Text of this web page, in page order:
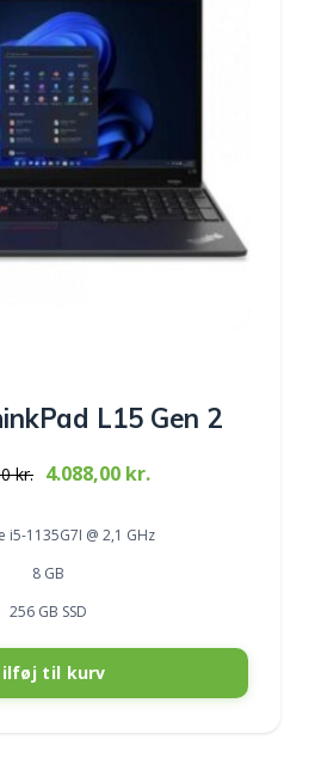
L15 Gen 2
kr. Original
4.688,00 kr..
4.088,00 kr.Current
4.088,00 kr..
i5-1135G7I @ 2,1 GHz
8 GB
256 GB SSD
til kurv